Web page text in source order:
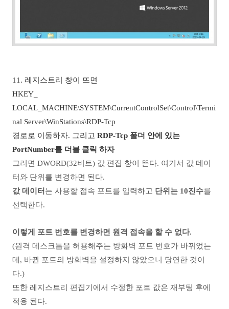
11. 레지스트리 창이 뜨면
HKEY_
LOCAL_MACHINE\SYSTEM\CurrentControlSet\Control\Termi
nal Server\WinStations\RDP-Tcp
경로로 이동하자. 그리고 RDP-Tcp 폴더 안에 있는
PortNumber를 더블 클릭 하자
그러면 DWORD(32비트) 값 편집 창이 뜬다. 여기서 값 데이
터와 단위를 변경하면 된다.
값 데이터 는 사용할 접속 포트를 입력하고 단위는 10진수를
선택한다.
이렇게 포트 번호를 변경하면 원격 접속을 할 수 없다.
(원격 데스크톱을 허용해주는 방화벽 포트 번호가 바뀌었는
데, 바뀐 포트의 방화벽을 설정하지 않았으니 당연한 것이
다.)
또한 레지스트리 편집기에서 수정한 포트 값은 재부팅 후에
적용 된다.